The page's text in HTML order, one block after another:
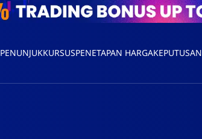
PENUNJUKKURSUSPENETAPAN HARGAKEPUTUSAN